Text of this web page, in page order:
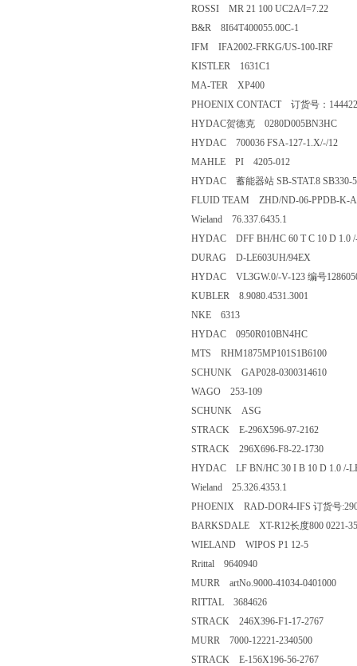
ROSSI MR 21 100 UC2A/I=7.22
B&R 8I64T400055.00C-1
IFM IFA2002-FRKG/US-100-IRF
KISTLER 1631C1
MA-TER XP400
PHOENIX CONTACT 订货号：
HYDAC贺德克 0280D005BN3HC
HYDAC 700036 FSA-127-1.X/-/12
MAHLE PI 4205-012
HYDAC 蓄能器站 SB-STAT.8 SB330-
FLUID TEAM ZHD/ND-06-PPDB-K-
Wieland 76.337.6435.1
HYDAC DFF BH/HC 60 T C 10 D 1.0
DURAG D-LE603UH/94EX
HYDAC VL3GW.0/-V-123 编号
KUBLER 8.9080.4531.3001
NKE 6313
HYDAC 0950R010BN4HC
MTS RHM1875MP101S1B6100
SCHUNK GAP028-0300314610
WAGO 253-109
SCHUNK ASG
STRACK E-296X596-97-2162
STRACK 296X696-F8-22-1730
HYDAC LF BN/HC 30 I B 10 D 1.0 /-
Wieland 25.326.4353.1
PHOENIX RAD-DOR4-IFS 订货号
BARKSDALE XT-R12长度800 0221-
WIELAND WIPOS P1 12-5
Rrittal 9640940
MURR artNo.9000-41034-0401000
RITTAL 3684626
STRACK 246X396-F1-17-2767
MURR 7000-12221-2340500
STRACK E-156X196-56-2767